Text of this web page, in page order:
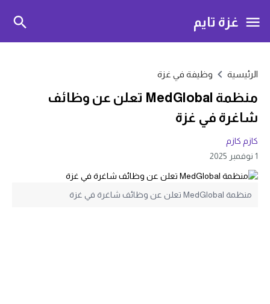
غزة تايم
الرئيسية وظيفة في غزة
منظمة MedGlobal تعلن عن وظائف
شاغرة في غزة
كازم كازم
1 نوفمبر 2025
منظمة MedGlobal تعلن عن وظائف شاغرة في غزة